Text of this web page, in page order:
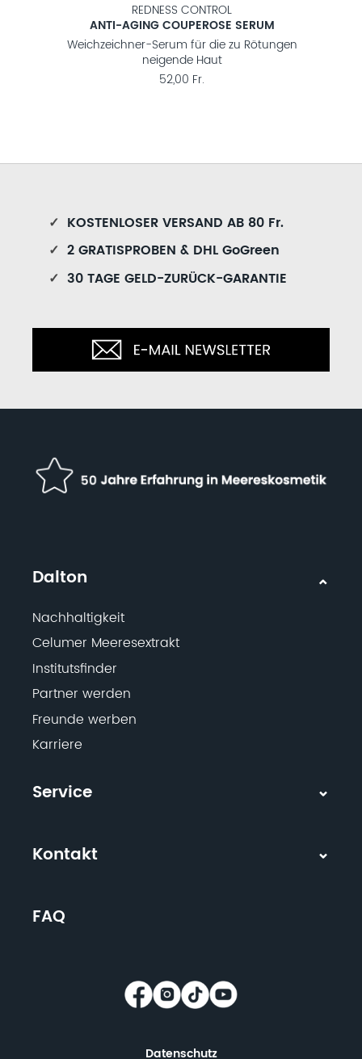
REDNESS CONTROL
ANTI-AGING COUPEROSE SERUM
Weichzeichner-Serum für die zu Rötungen
neigende Haut
52,00 Fr.
✓ KOSTENLOSER VERSAND AB 80 Fr.
✓ 2 GRATISPROBEN & DHL GoGreen
✓ 30 TAGE GELD-ZURÜCK-GARANTIE
Dalton
Nachhaltigkeit
Celumer Meeresextrakt
Institutsfinder
Partner werden
Freunde werben
Karriere
Service
Kontakt
FAQ
Datenschutz